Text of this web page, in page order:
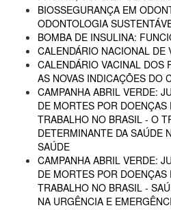
BIOSSEGURANÇA EM
ODONTOLOGIA
BOMBA DE INSULINA:
CALENDÁRIO NACIONAL DE
CALENDÁRIO VACINAL DOS
AS NOVAS INDICAÇÕES DO
CAMPANHA ABRIL VERDE:
DE MORTES POR
TRABALHO NO BRASIL - O
DETERMINANTE DA SAÚDE
SAÚDE
CAMPANHA ABRIL VERDE:
DE MORTES POR
TRABALHO NO BRASIL -
NA URGÊNCIA E